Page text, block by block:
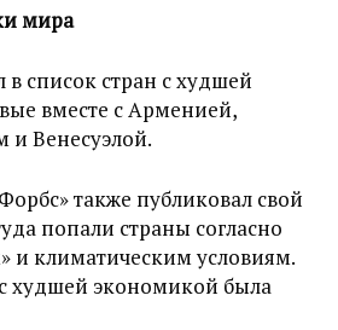
мира
список стран с худшей
вместе с Арменией,
Венесуэлой.
также публиковал свой
попали страны согласно
и климатическим условиям.
худшей экономикой была